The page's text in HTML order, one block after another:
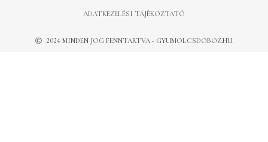
2024 MINDEN JOG FENNTARTVA - GYUMOLCSDOBOZ.HU
ADATKEZELÉSI TÁJÉKOZTATÓ